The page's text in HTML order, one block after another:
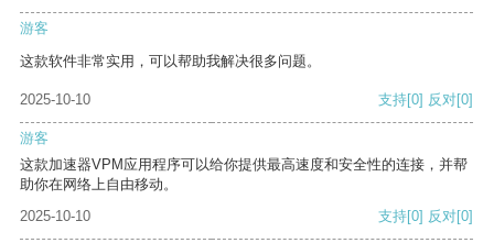
游客
这款软件非常实用，可以帮助我解决很多问题。
2025-10-10 支持[0] 反对[0]
游客
这款加速器VPM应用程序可以给你提供最高速度和安全性的连接，并帮
助你在网络上自由移动。
2025-10-10
支持[0] 反对[0]